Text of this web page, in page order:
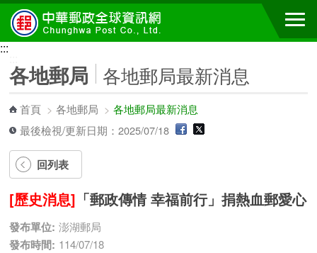
跳到主要內容區塊
:::
各地郵局 各地郵局最新消息
首頁 >各地郵局 >各地郵局最新消息
最後檢視/更新日期：2025/07/18
回列表
[歷史消息] 「郵政傳情 幸福前行」捐熱血郵愛心
發布單位: 澎湖郵局
發布時間: 114/07/18